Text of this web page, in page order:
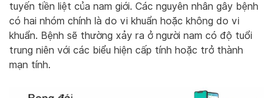
tuyến tiền liệt của nam giới. Các nguyên nhân gây bệnh
có hai nhóm chính là do vi khuẩn hoặc không do vi
khuẩn. Bệnh sẽ thường xảy ra ở người nam có độ tuổi
trung niên với các biểu hiện cấp tính hoặc trở thành
mạn tính.